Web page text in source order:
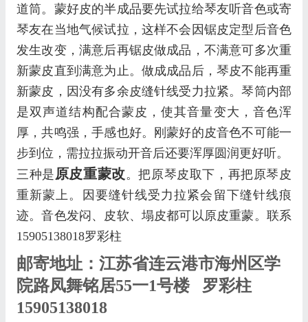
道筒。蒙好皮的半成品要先试拉给琴友听音色或寄
琴友在当地气候试拉，这样不会因锯皮定型后音色
发生改变，满意后再锯皮做成品，不满意可多次重
新蒙皮直到满意为止。做成成品后，琴皮不能再重
新蒙皮，因没有多余皮缝针线受力拉紧。琴筒内部
是双声道结构配合蒙皮，使其音量变大，音色浑
厚，共鸣强，手感也好。刚蒙好的皮音色不可能一
步到位，需拉拉振动开音后还要浑厚圆润更好听。
三种是原皮重蒙改。把原琴皮取下，再把原琴皮
重新蒙上。因要缝针线受力拉紧会留下缝针线痕
迹。音色发闷、皮软、塌皮都可以原皮重蒙。联系
15905138018罗彩柱
邮寄地址：江苏省连云港市海州区学
院路凤舞铭居55一1号楼 罗彩柱
15905138018